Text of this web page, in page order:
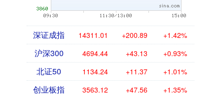
深证成指 14311.01 +200.89 +1.42%
沪深300 4694.44 +43.13 +0.93%
北证50 1134.24 +11.37 +1.01%
创业板指 3563.12 +47.56 +1.35%